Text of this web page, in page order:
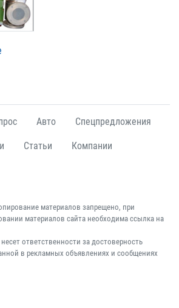
Авто Спецпредложения
Статьи Компании
материалов запрещено, при
материалов сайта необходима ссылка на
ответственности за достоверность
в рекламных объявлениях и сообщениях